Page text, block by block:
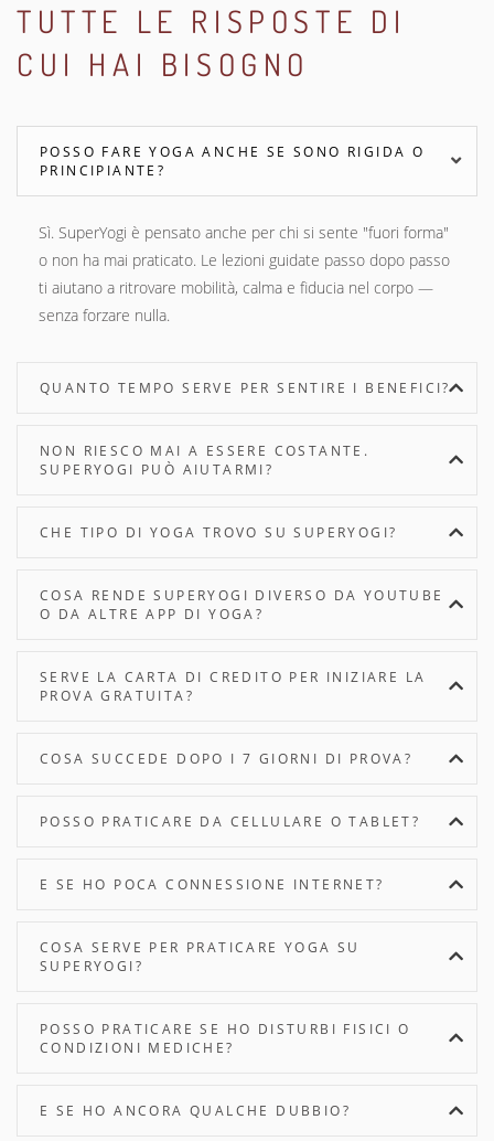
TUTTE LE RISPOSTE DI
CUI HAI BISOGNO
POSSO FARE YOGA ANCHE SE SONO RIGIDA O
PRINCIPIANTE?
Sì. SuperYogi è pensato anche per chi si sente "fuori forma"
o non ha mai praticato. Le lezioni guidate passo dopo passo
ti aiutano a ritrovare mobilità, calma e fiducia nel corpo —
senza forzare nulla.
QUANTO TEMPO SERVE PER SENTIRE I BENEFICI?
NON RIESCO MAI A ESSERE COSTANTE.
SUPERYOGI PUÒ AIUTARMI?
CHE TIPO DI YOGA TROVO SU SUPERYOGI?
COSA RENDE SUPERYOGI DIVERSO DA YOUTUBE
O DA ALTRE APP DI YOGA?
SERVE LA CARTA DI CREDITO PER INIZIARE LA
PROVA GRATUITA?
COSA SUCCEDE DOPO I 7 GIORNI DI PROVA?
POSSO PRATICARE DA CELLULARE O TABLET?
E SE HO POCA CONNESSIONE INTERNET?
COSA SERVE PER PRATICARE YOGA SU
SUPERYOGI?
POSSO PRATICARE SE HO DISTURBI FISICI O
CONDIZIONI MEDICHE?
E SE HO ANCORA QUALCHE DUBBIO?